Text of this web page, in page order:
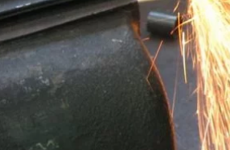
パンテーラ「U3 Light」納車準
備完了！
901ハンドコントロール・システ
ムを装着して運転免許取得にチャ
レンジ！